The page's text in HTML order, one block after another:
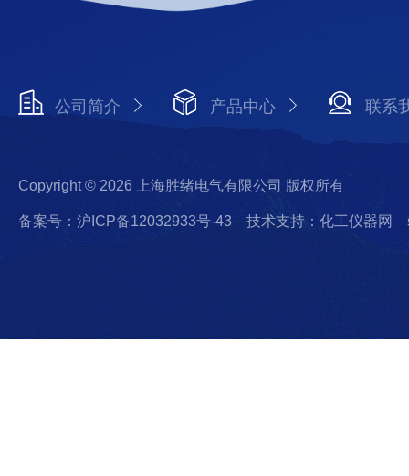
公司简介 产品中心 联系
Copyright © 2026 上海胜绪电气有限公司 版权所有
备案号：沪ICP备12032933号-43 技术支持：化工仪器网